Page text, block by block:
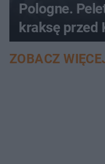
Pologne.
kraksę przed
ZOBACZ